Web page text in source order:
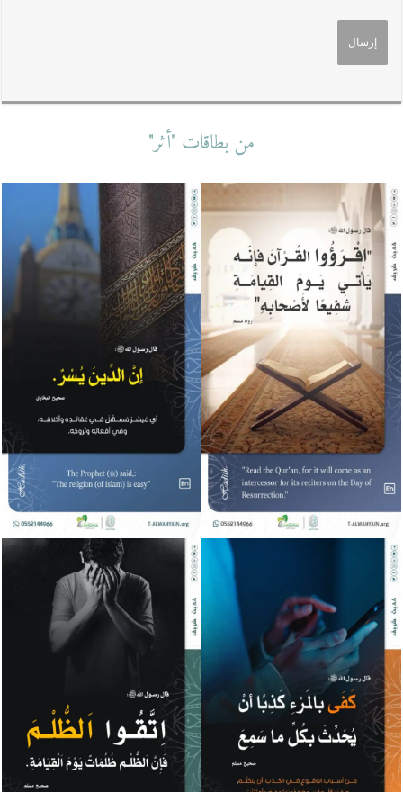
من بطاقات "أثر"